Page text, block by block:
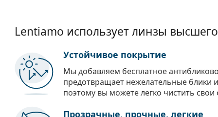
Lentiamo использует линзы высшего
Устойчивое покрытие
Мы добавляем бесплатное
предотвращает нежелательные блики
поэтому вы можете легко чистить свои
Прозрачные, прочные, легкие